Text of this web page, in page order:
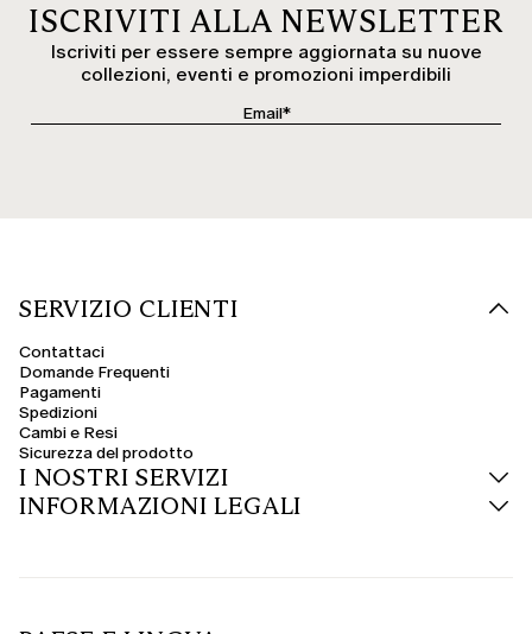
ISCRIVITI ALLA NEWSLETTER
Iscriviti per essere sempre aggiornata su nuove
collezioni, eventi e promozioni imperdibili
SERVIZIO CLIENTI
Contattaci
Domande Frequenti
Pagamenti
Spedizioni
Cambi e Resi
Sicurezza del prodotto
I NOSTRI SERVIZI
INFORMAZIONI LEGALI